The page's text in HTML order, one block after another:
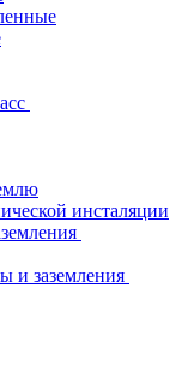
инсталяции
и заземления